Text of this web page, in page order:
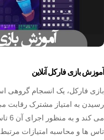
آموزش بازی فارکل آنلاین
بازی فارکل، یک انسجام گروهی
رسیدن به امتیاز مشترک رقابت
می‌
تاس‌ ها و محاسبه امتیازات مرتبط